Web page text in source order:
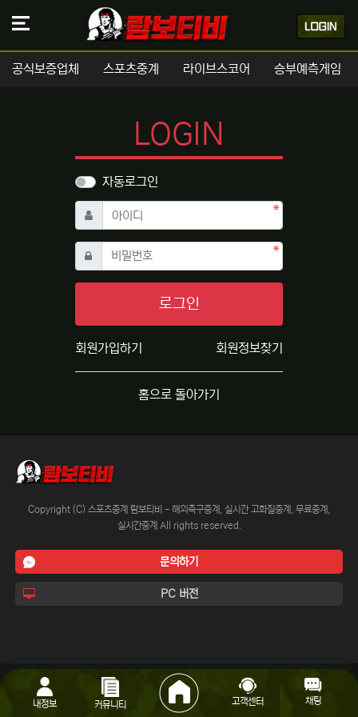
공식보증업체 스포츠중계 라이브스코어 승부예측게임
LOGIN
자동로그인
아이디 필수
비밀번호필수
로그인
회원가입하기 회원정보찾기
홈으로 돌아가기
Copyright (C) 스포츠중계 람보티비 - 해외축구중계, 실시간 고화질중계, 무료중계,
실시간중계 All rights reserved.
문의하기
PC 버전
내정보 커뮤니티 고객센터 채팅